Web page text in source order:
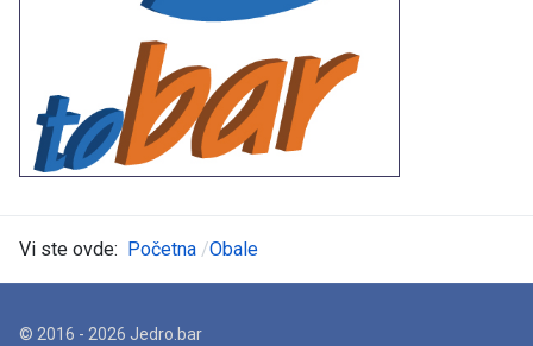
Vi ste ovde: Početna Obale
© 2016 - 2026 Jedro.bar